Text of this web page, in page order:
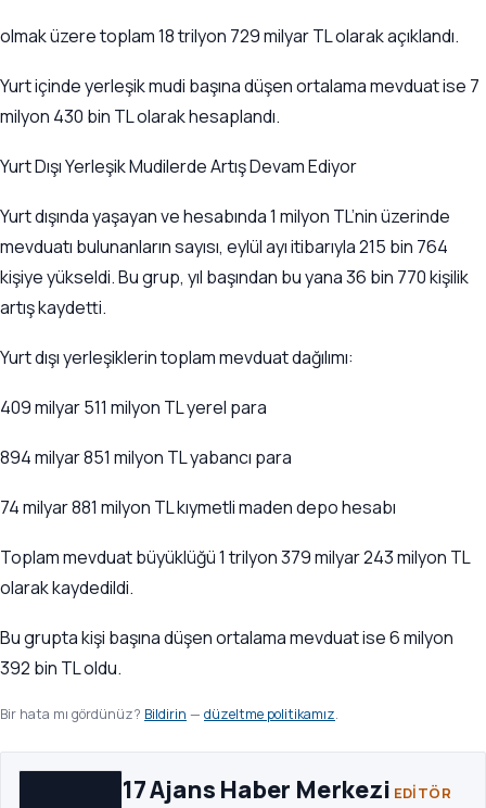
olmak üzere toplam 18 trilyon 729 milyar TL olarak açıklandı.
Yurt içinde yerleşik mudi başına düşen ortalama mevduat ise 7
milyon 430 bin TL olarak hesaplandı.
Yurt Dışı Yerleşik Mudilerde Artış Devam Ediyor
Yurt dışında yaşayan ve hesabında 1 milyon TL’nin üzerinde
mevduatı bulunanların sayısı, eylül ayı itibarıyla 215 bin 764
kişiye yükseldi. Bu grup, yıl başından bu yana 36 bin 770 kişilik
artış kaydetti.
Yurt dışı yerleşiklerin toplam mevduat dağılımı:
409 milyar 511 milyon TL yerel para
894 milyar 851 milyon TL yabancı para
74 milyar 881 milyon TL kıymetli maden depo hesabı
Toplam mevduat büyüklüğü 1 trilyon 379 milyar 243 milyon TL
olarak kaydedildi.
Bu grupta kişi başına düşen ortalama mevduat ise 6 milyon
392 bin TL oldu.
Bir hata mı gördünüz? Bildirin — düzeltme politikamız.
17 Ajans Haber Merkezi EDITÖR